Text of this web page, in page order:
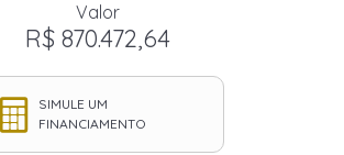
Valor
R$ 870.472,64
SIMULE UM
FINANCIAMENTO